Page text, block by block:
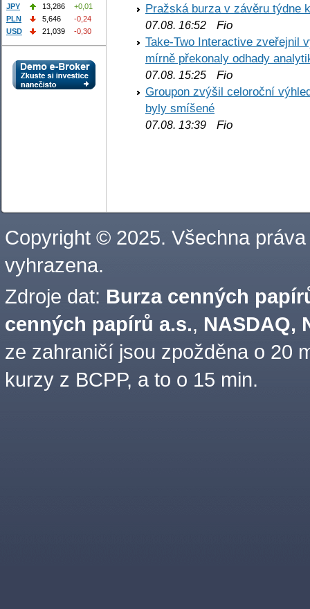
Pražská burza v závěru týdne
07.08. 16:52 Fio
Take-Two Interactive zveřejnil
mírně překonaly odhady
07.08. 15:25 Fio
Groupon zvýšil celoroční
byly smíšené
07.08. 13:39 Fio
JPY
13,286
+0,01
PLN
5,646
-0,24
USD
21,039 -0,30
Copyright © 2025. Všechna práva
vyhrazena.
Zdroje dat: Burza cenných
cenných papírů a.s., NASDAQ,
ze zahraničí jsou zpožděna o 20
kurzy z BCPP, a to o 15 min.